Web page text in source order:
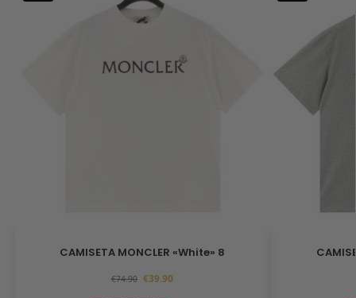
CAMISETA MONCLER «White» 8
€74.90 €39.90